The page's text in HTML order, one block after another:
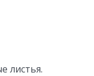
листья.